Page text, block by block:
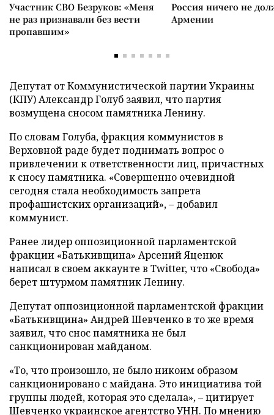
Участник СВО Безруков: «Меня
не раз признавали без вести
пропавшим»
Россия ничего не
Армении
Депутат от Коммунистической партии Украины
(КПУ) Александр Голуб заявил, что партия
возмущена сносом памятника Ленину.
По словам Голуба, фракция коммунистов в
Верховной раде будет поднимать вопрос о
привлечении к ответственности лиц, причастных
к сносу памятника. «Совершенно очевидной
сегодня стала необходимость запрета
профашистских организаций»,– добавил
коммунист.
Ранее лидер оппозиционной парламентской
фракции «Батькивщина» Арсений Яценюк
написал в своем аккаунте в Twitter, что «Свобода»
берет штурмом памятник Ленину.
Депутат оппозиционной парламентской фракции
«Батькивщина» Андрей Шевченко в то же время
заявил, что снос памятника не был
санкционирован майданом.
«То, что произошло, не было никоим образом
санкционировано с майдана. Это инициатива той
группы людей, которая это сделала»,–цитирует
Шевченко украинское агентство УНН. По мнению